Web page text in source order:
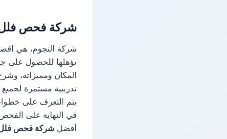
شركة فحص فلل
شركة النجوم، هي
تؤهلها للحصول على
المكان ومميزاته،
تدريبية مستمرة
يتم التعرف على
في النهاية على الفحص
أفضل شركة فحص فلل